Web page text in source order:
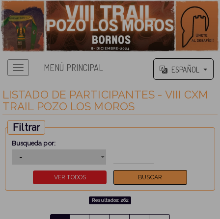
MENÚ PRINCIPAL ESPAÑOL
LISTADO DE PARTICIPANTES - VIII CXM
TRAIL POZO LOS MOROS
Filtrar
Busqueda por:
Resultados: 262